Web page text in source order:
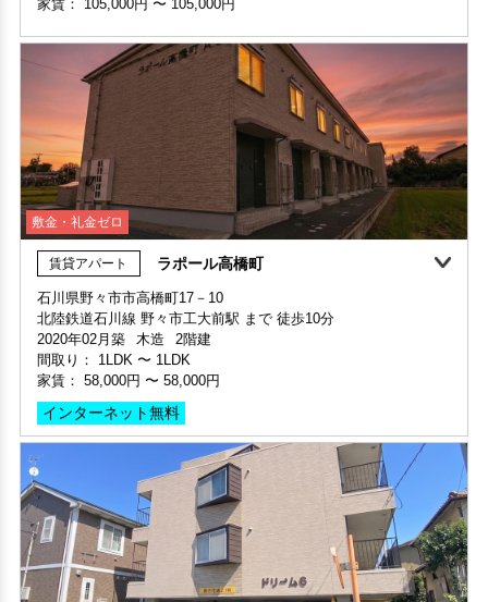
保証人不要・代行 インターネット無料
360°案内
部屋号数 301号室
家賃 105,000円・共益費 10,000円
階数 3階
間取り 3LDK・専有面積 74.79㎡
敷金 2ヶ月 ・礼金 -
保証人不要・代行 分譲賃貸
敷金・礼金ゼロ
賃貸アパート ラポール高橋町
石川県野々市市高橋町17－10
北陸鉄道石川線 野々市工大前駅 まで 徒歩10分
間取り：1LDK 〜 1LDK
家賃：58,000円 〜 58,000円
インターネット無料
敷金・礼金ゼロ